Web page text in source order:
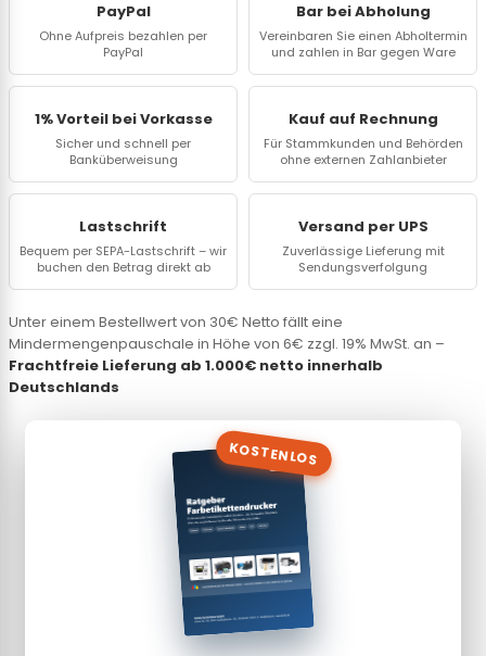
PayPal
Ohne Aufpreis bezahlen per
PayPal
Bar bei Abholung
Vereinbaren Sie einen Abholtermin
und zahlen in Bar gegen Ware
1% Vorteil bei Vorkasse
Sicher und schnell per
Banküberweisung
Kauf auf Rechnung
Für Stammkunden und Behörden
ohne externen Zahlanbieter
Lastschrift
Bequem per SEPA-Lastschrift – wir
buchen den Betrag direkt ab
Versand per UPS
Zuverlässige Lieferung mit
Sendungsverfolgung
Unter einem Bestellwert von 30€ Netto fällt eine
Mindermengenpauschale in Höhe von 6€ zzgl. 19% MwSt. an –
Frachtfreie Lieferung ab 1.000€ netto innerhalb
Deutschlands
KOSTENLOS